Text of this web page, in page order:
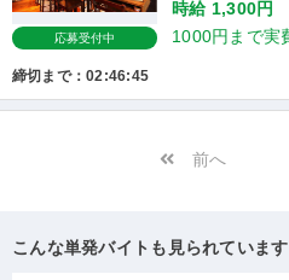
応募受付中
時給 1,300円
1000円まで実
締切まで：02:46:44
前へ
こんな単発バイトも見られています